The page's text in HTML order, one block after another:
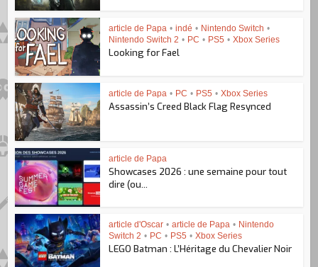
article de Papa • indé • Nintendo Switch •
Nintendo Switch 2 • PC • PS5 • Xbox Series
Looking for Fael
article de Papa • PC • PS5 • Xbox Series
Assassin’s Creed Black Flag Resynced
article de Papa
Showcases 2026 : une semaine pour tout
dire (ou...
article d'Oscar • article de Papa • Nintendo
Switch 2 • PC • PS5 • Xbox Series
LEGO Batman : L’Héritage du Chevalier Noir